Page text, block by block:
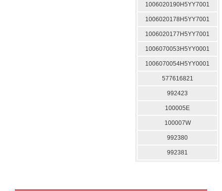
1006020190H5YY7001
1006020178H5YY7001
1006020177H5YY7001
1006070053H5YY0001
1006070054H5YY0001
577616821
992423
100005E
100007W
992380
992381